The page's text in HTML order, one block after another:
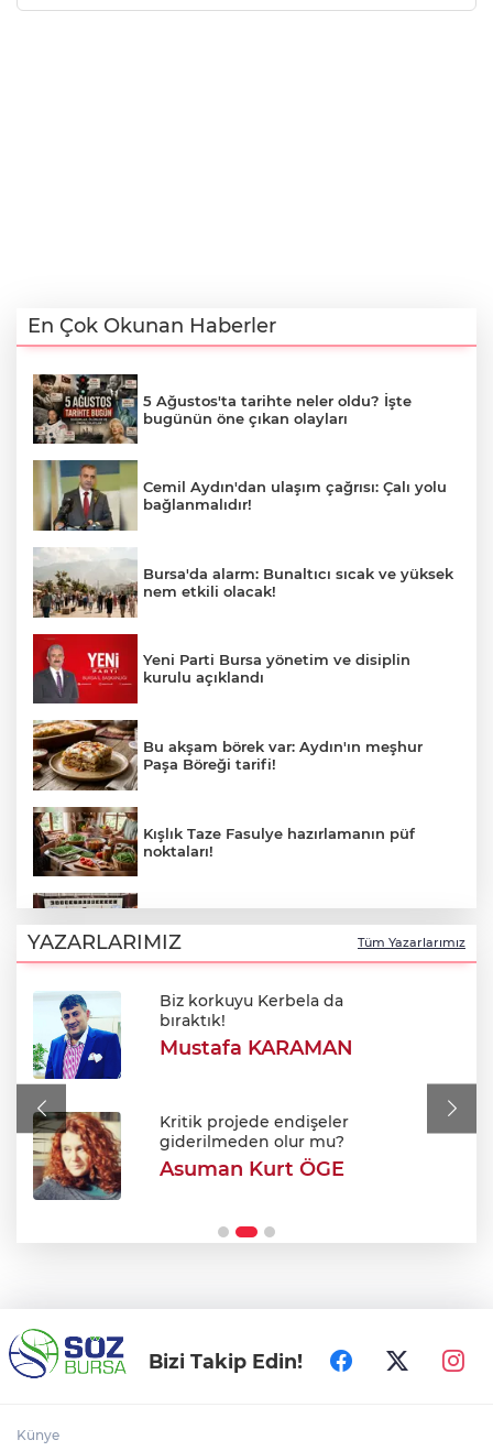
En Çok Okunan Haberler
5 Ağustos'ta tarihte neler oldu? İşte
bugünün öne çıkan olayları
Cemil Aydın'dan ulaşım çağrısı: Çalı yolu
bağlanmalıdır!
Bursa'da alarm: Bunaltıcı sıcak ve yüksek
nem etkili olacak!
Yeni Parti Bursa yönetim ve disiplin
kurulu açıklandı
Bu akşam börek var: Aydın'ın meşhur
Paşa Böreği tarifi!
Kışlık Taze Fasulye hazırlamanın püf
noktaları!
maaşları iyileştirildi
Mimarlardan ruhsat süreçlerinde kanun
dışı ücret taleplerine ilişkin açıklama
YAZARLARIMIZ Tüm Yazarlarımız
Biz korkuyu Kerbela da
bıraktık!
Mustafa KARAMAN
Kritik projede endişeler
giderilmeden olur mu?
Asuman Kurt ÖGE
Bizi Takip Edin!
Künye